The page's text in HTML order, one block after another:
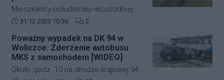
Mieszkańcy południowo-wschodniej
Polski kilkanaście dni temu mogli
Świadkowie zdarzenia twierdzą, że
najpierw usłyszeli głośny huk, a
następnie zobaczyli jasną kulę ognia,
która przeleciała przez niebo.
Data dodania artykułu:
31.12.2023 10:36 Liczba komentarzy artykułu:
2
Poważny wypadek na DK 94 w
Woliczce. Zderzenie autobusu
MKS z samochodem [WIDEO]
Około godz. 10 na drodze krajowej 94